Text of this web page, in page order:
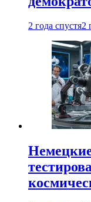
2 года спустя2